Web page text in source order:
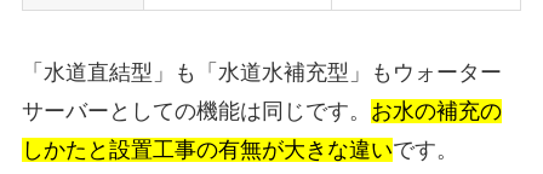
「水道直結型」も「水道水補充型」もウォーター
サーバーとしての機能は同じです。 お水の補充の
しかたと設置工事の有無が大きな違いです。